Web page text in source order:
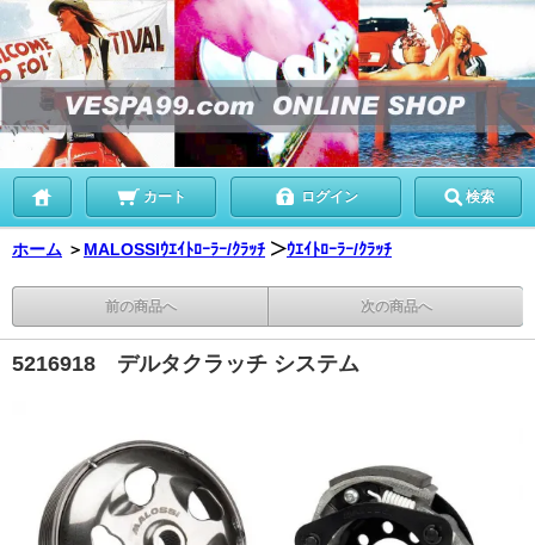
カート ログイン 検索
ホーム ＞ MALOSSIｳｴｲﾄﾛｰﾗｰ/ｸﾗｯﾁ ＞ｳｴｲﾄﾛｰﾗｰ/ｸﾗｯﾁ
前の商品へ 次の商品へ
5216918 デルタクラッチ システム